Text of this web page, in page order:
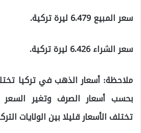
سعر المبيع 6.479 ليرة تركية.
سعر الشراء 6.426 ليرة تركية.
ملاحظة: أسعار الذهب في تركيا
بحسب أسعار الصرف وتغير السعر
تختلف الأسعار قليلا بين الولايات